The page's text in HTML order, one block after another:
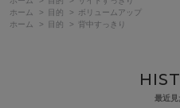
ホーム
> 目的 >
ボリュームアップ
ホーム
> 目的 > 背中すっきり
最近見